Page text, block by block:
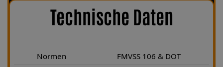
Technische Daten
Normen FMVSS 106 & DOT